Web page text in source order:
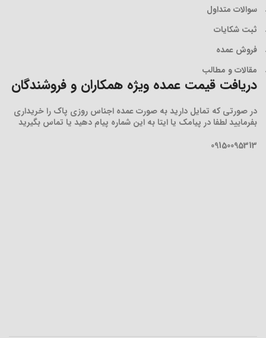
سوالات متداول
ثبت شکایات
فروش عمده
مقالات و مطالب
دریافت قیمت عمده ویژه همکاران و فروشندگان
در صورتی که تمایل دارید به صورت عمده اجناس روزی پاک را خریداری
بفرمایید لطفا در پیامک یا ایتا به این شماره پیام دهید یا تماس بگیرید
09150095313